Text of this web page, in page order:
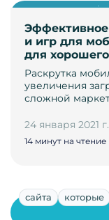
и игр для
для
Раскрутка
увеличения
сложной
24 января 2021 г.
14 минут на чтение
сайта которые